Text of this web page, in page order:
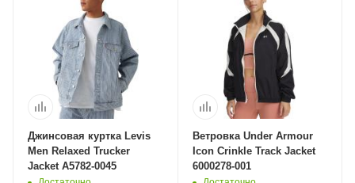
Джинсовая куртка Levis
Men Relaxed Trucker
Jacket A5782-0045
Ветровка Under Armour
Icon Crinkle Track Jacket
6000278-001